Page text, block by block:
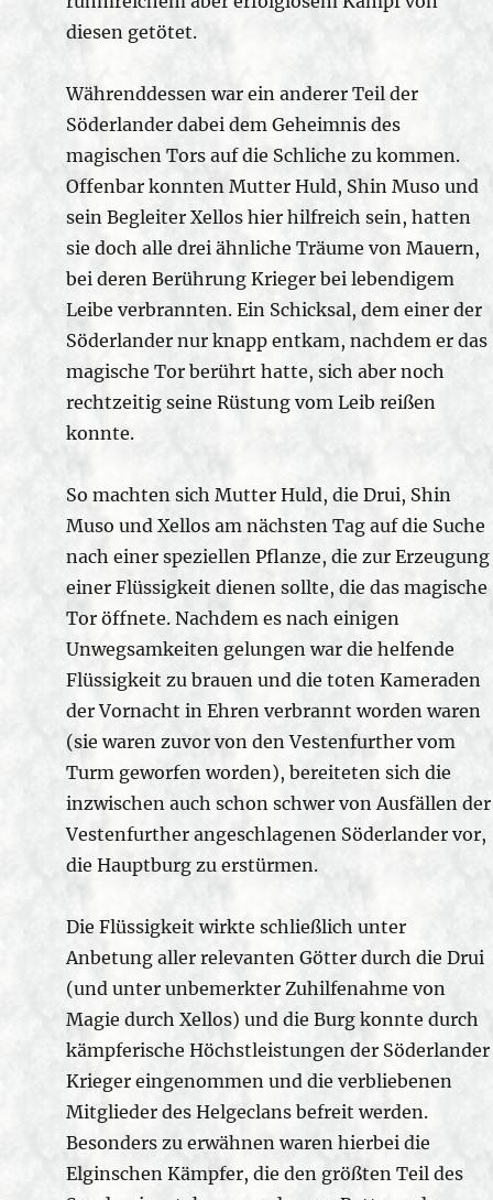
diesen getötet.
Währenddessen war ein anderer Teil der
Söderlander dabei dem Geheimnis des
magischen Tors auf die Schliche zu kommen.
Offenbar konnten Mutter Huld, Shin Muso und
sein Begleiter Xellos hier hilfreich sein, hatten
sie doch alle drei ähnliche Träume von Mauern,
bei deren Berührung Krieger bei lebendigem
Leibe verbrannten. Ein Schicksal, dem einer der
Söderlander nur knapp entkam, nachdem er das
magische Tor berührt hatte, sich aber noch
rechtzeitig seine Rüstung vom Leib reißen
konnte.
So machten sich Mutter Huld, die Drui, Shin
Muso und Xellos am nächsten Tag auf die Suche
nach einer speziellen Pflanze, die zur Erzeugung
einer Flüssigkeit dienen sollte, die das magische
Tor öffnete. Nachdem es nach einigen
Unwegsamkeiten gelungen war die helfende
Flüssigkeit zu brauen und die toten Kameraden
der Vornacht in Ehren verbrannt worden waren
(sie waren zuvor von den Vestenfurther vom
Turm geworfen worden), bereiteten sich die
inzwischen auch schon schwer von Ausfällen der
Vestenfurther angeschlagenen Söderlander vor,
die Hauptburg zu erstürmen.
Die Flüssigkeit wirkte schließlich unter
Anbetung aller relevanten Götter durch die Drui
(und unter unbemerkter Zuhilfenahme von
Magie durch Xellos) und die Burg konnte durch
kämpferische Höchstleistungen der Söderlander
Krieger eingenommen und die verbliebenen
Mitglieder des Helgeclans befreit werden.
Besonders zu erwähnen waren hierbei die
Elginschen Kämpfer, die den größten Teil des